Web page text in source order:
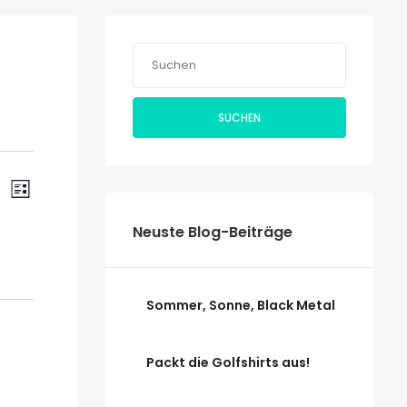
Veranstaltung
Ansichten-
Navigation
LISTE
SUCHEN
Neuste Blog-Beiträge
Sommer, Sonne, Black Metal
Packt die Golfshirts aus!